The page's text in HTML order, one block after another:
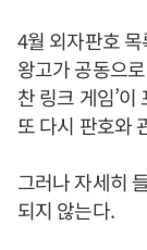
4월 외자판호
왕고가 공동으
찬 링크 게임’
또 다시 판호와
그러나 자세히
되지 않는다.